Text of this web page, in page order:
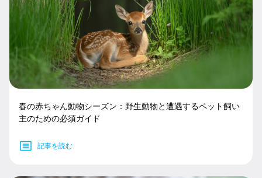
春の赤ちゃん動物シーズン：野生動物と遭遇するペット飼い
主のための必須ガイド
記事を読む